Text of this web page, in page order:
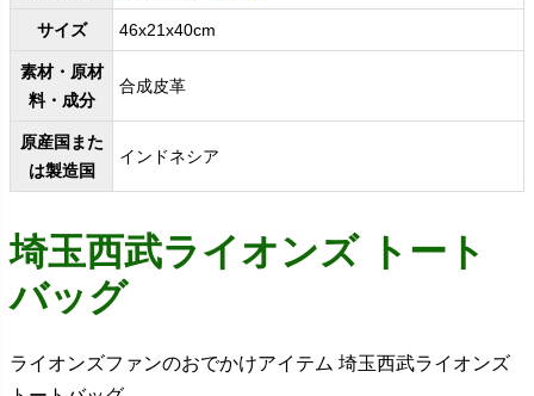
サイズ 46x21x40cm
素材・原材
料・成分
合成皮革
原産国また
は製造国
インドネシア
埼玉西武ライオンズ トート
バッグ
ライオンズファンのおでかけアイテム 埼玉西武ライオンズ